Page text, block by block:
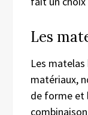
Les
Les
matériaux,
de forme et